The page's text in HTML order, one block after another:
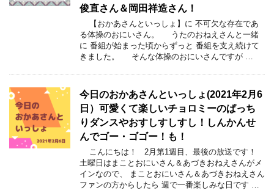
俊直さん＆岡田祥造さん！
【おかあさんといっしょ】に 不可欠な存在であ
る体操のおにいさん。 うたのおねえさんと一緒
に 番組が始まった頃からずっと 番組を支え続けて
きました。 そんな体操のおにいさんですが …
今日のおかあさんといっしょ(2021年2月6
日）可愛くて楽しいチョロミーのぱっち
りダンスやおすしすしすし！しんかんせ
んでゴー・ゴゴー！も！
こんにちは！ 2月第1週目、最後の放送です！
土曜日はまことおにいさん＆あづきおねえさんがメ
インなので、 まことおにいさん＆あづきおねえさん
ファンの方からしたら 週で一番楽しみな日です …